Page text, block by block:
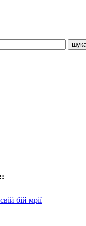
бій мрії